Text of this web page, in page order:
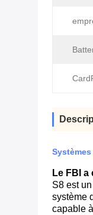
Le FBI
S8 est
système
capable